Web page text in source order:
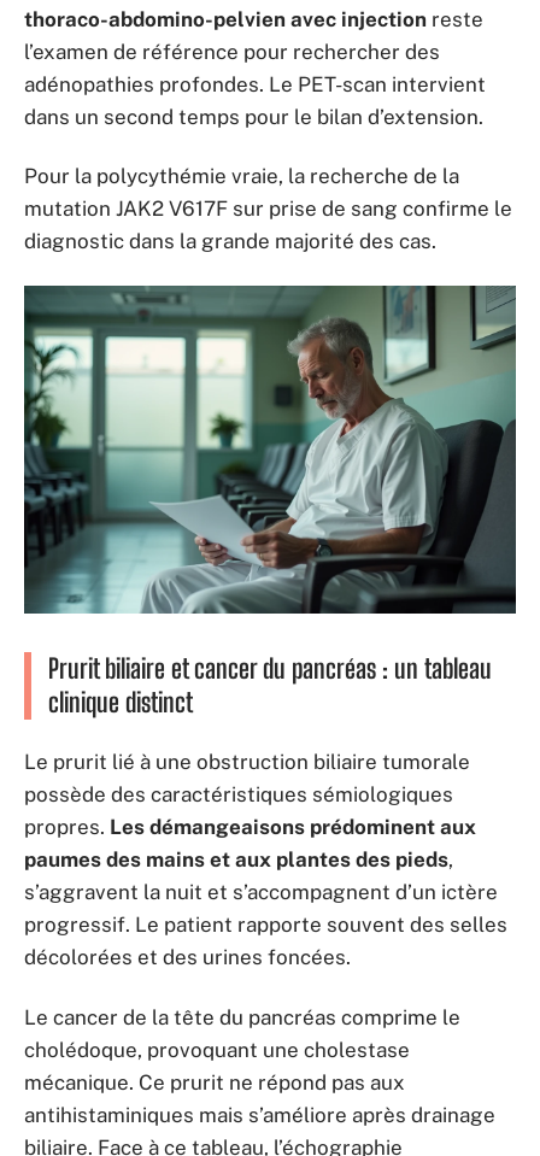
thoraco-abdomino-pelvien avec injection reste
l’examen de référence pour rechercher des
adénopathies profondes. Le PET-scan intervient
dans un second temps pour le bilan d’extension.
Pour la polycythémie vraie, la recherche de la
mutation JAK2 V617F sur prise de sang confirme le
diagnostic dans la grande majorité des cas.
Prurit biliaire et cancer du pancréas : un tableau
clinique distinct
Le prurit lié à une obstruction biliaire tumorale
possède des caractéristiques sémiologiques
propres. Les démangeaisons prédominent aux
paumes des mains et aux plantes des pieds,
s’aggravent la nuit et s’accompagnent d’un ictère
progressif. Le patient rapporte souvent des selles
décolorées et des urines foncées.
Le cancer de la tête du pancréas comprime le
cholédoque, provoquant une cholestase
mécanique. Ce prurit ne répond pas aux
antihistaminiques mais s’améliore après drainage
biliaire. Face à ce tableau, l’échographie